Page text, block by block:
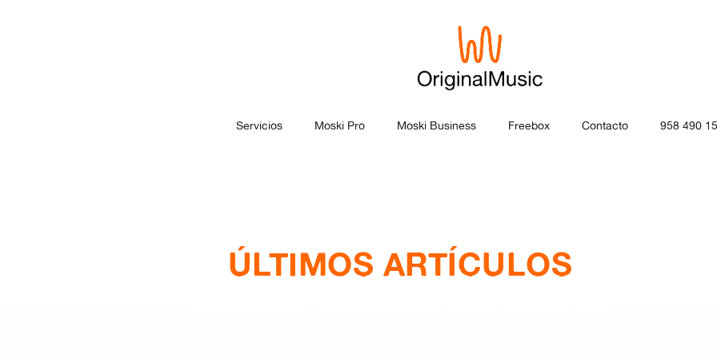
Servicios Moski Pro Moski Business Freebox Contacto 958 490
ÚLTIMOS ARTÍCULOS